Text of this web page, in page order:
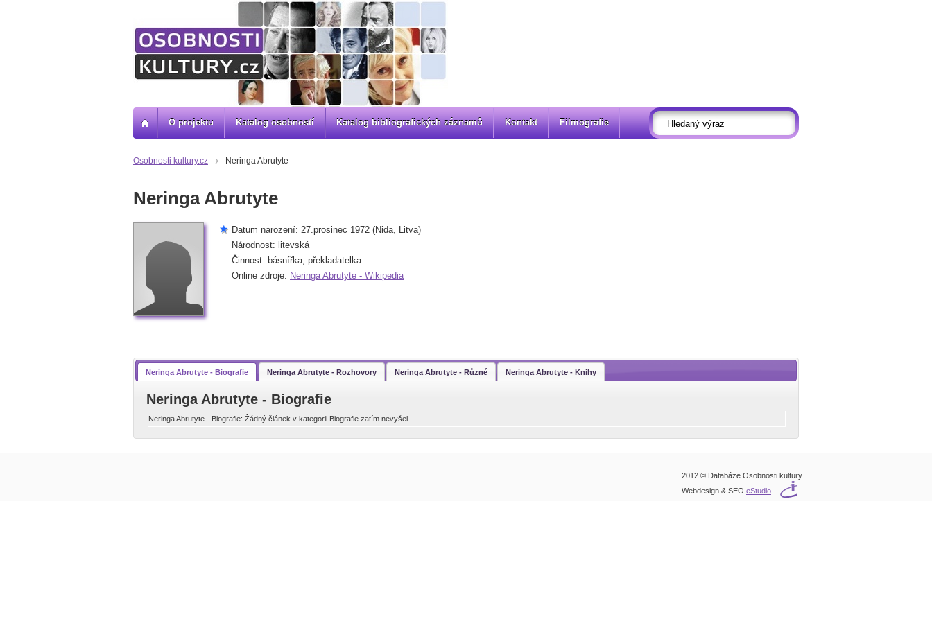
Osobnosti kultury.cz Neringa Abrutyte
Neringa Abrutyte
Datum narození: 27.prosinec 1972 (Nida, Litva)
Národnost: litevská
Činnost: básnířka, překladatelka
Online zdroje: Neringa Abrutyte - Wikipedia
Neringa Abrutyte - Biografie Neringa Abrutyte - Rozhovory Neringa Abrutyte - Různé Neringa Abrutyte - Knihy
Neringa Abrutyte - Biografie
Neringa Abrutyte - Biografie: Žádný článek v kategorii Biografie zatím nevyšel.
O projektu Katalog osobností Katalog bibliografických záznamů Kontakt Filmografie
2012 © Databáze Osobnosti kultury
Webdesign & SEO eStudio